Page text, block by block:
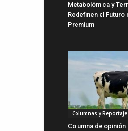
Metabolómica y
Redefinen el Futuro
Premium
Columnas y
Columna de opinión